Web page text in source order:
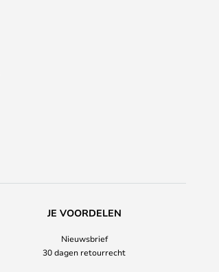
JE VOORDELEN
Nieuwsbrief
30 dagen retourrecht